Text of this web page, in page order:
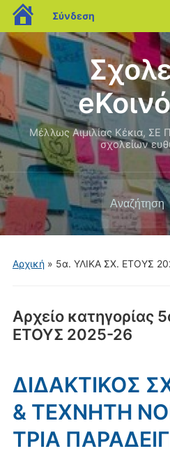
blogs.sch.gr
Σύνδεση
Μέλλως Αιμιλίας Κέκια, ΣΕ
σχολείων
Αναζήτηση
για:
Αρχική» 5α. ΥΛΙΚΑ ΣΧ. ΕΤΟΥΣ
Αρχείο κατηγορίας
ΕΤΟΥΣ 2025-26
ΔΙΔΑΚΤΙΚΟΣ
& ΤΕΧΝΗΤΗ
ΤΡΙΑ